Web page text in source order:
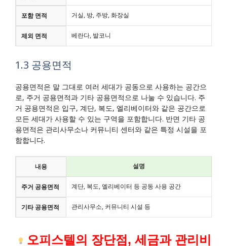
포함 면적 거실, 방, 주방, 화장실
제외 면적 베란다, 발코니
1.3 공용면적
공용면적은 말 그대로 여러 세대가 공동으로 사용하는 공간으
로, 주거 공용면적과 기타 공용면적으로 나눌 수 있습니다. 주
거 공용면적은 입구, 계단, 복도, 엘리베이터와 같은 공간으로
모든 세대가 사용할 수 있는 구역을 포함합니다. 반면 기타 공
용면적은 관리사무소나 커뮤니티 센터와 같은 특정 시설을 포
함합니다.
내용 설명
주거 공용면적 계단, 복도, 엘리베이터 등 공동 사용 공간
기타 공용면적 관리사무소, 커뮤니티 시설 등
오피스텔의 장단점, 세금과 관리비